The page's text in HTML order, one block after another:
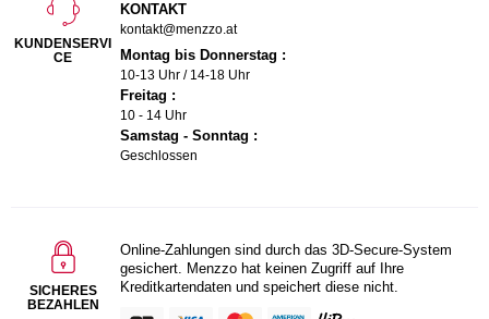
KUNDENSERVI
CE
KONTAKT
kontakt@menzzo.at
Montag bis Donnerstag :
10-13 Uhr / 14-18 Uhr
Freitag :
10 - 14 Uhr
Samstag - Sonntag :
Geschlossen
SICHERES
BEZAHLEN
Online-Zahlungen sind durch das 3D-Secure-System
gesichert. Menzzo hat keinen Zugriff auf Ihre
Kreditkartendaten und speichert diese nicht.